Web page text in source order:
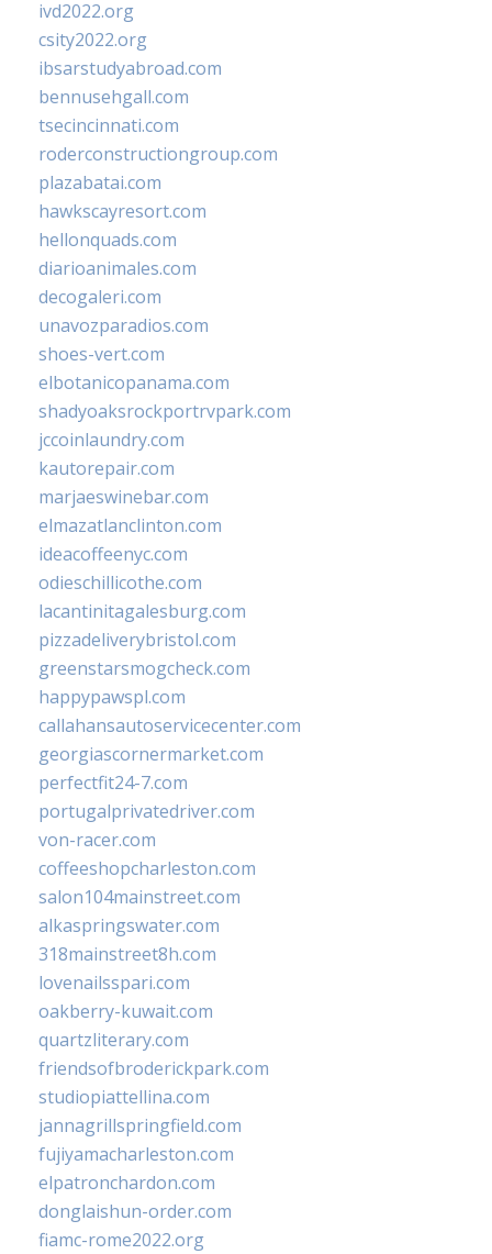
ivd2022.org
csity2022.org
ibsarstudyabroad.com
bennusehgall.com
tsecincinnati.com
roderconstructiongroup.com
plazabatai.com
hawkscayresort.com
hellonquads.com
diarioanimales.com
decogaleri.com
unavozparadios.com
shoes-vert.com
elbotanicopanama.com
shadyoaksrockportrvpark.com
jccoinlaundry.com
kautorepair.com
marjaeswinebar.com
elmazatlanclinton.com
ideacoffeenyc.com
odieschillicothe.com
lacantinitagalesburg.com
pizzadeliverybristol.com
greenstarsmogcheck.com
happypawspl.com
callahansautoservicecenter.com
georgiascornermarket.com
perfectfit24-7.com
portugalprivatedriver.com
von-racer.com
coffeeshopcharleston.com
salon104mainstreet.com
alkaspringswater.com
318mainstreet8h.com
lovenailsspari.com
oakberry-kuwait.com
quartzliterary.com
friendsofbroderickpark.com
studiopiattellina.com
jannagrillspringfield.com
fujiyamacharleston.com
elpatronchardon.com
donglaishun-order.com
fiamc-rome2022.org